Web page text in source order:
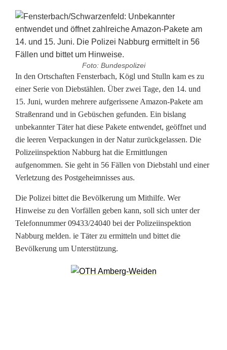
Foto: Bundespolizei
U
n
b
e
k
a
n
n
t
e
In den Ortschaften Fensterbach, Kögl und Stulln kam es zu
einer Serie von Diebstählen. Über zwei Tage, den 14. und
15. Juni, wurden mehrere aufgerissene Amazon-Pakete am
Straßenrand und in Gebüschen gefunden. Ein bislang
unbekannter Täter hat diese Pakete entwendet, geöffnet und
die leeren Verpackungen in der Natur zurückgelassen. Die
Polizeiinspektion Nabburg hat die Ermittlungen
aufgenommen. Sie geht in 56 Fällen von Diebstahl und einer
Verletzung des Postgeheimnisses aus.
Die Polizei bittet die Bevölkerung um Mithilfe. Wer
Hinweise zu den Vorfällen geben kann, soll sich unter der
Telefonnummer 09433/24040 bei der Polizeiinspektion
Nabburg melden. ie Täter zu ermitteln und bittet die
Bevölkerung um Unterstützung.